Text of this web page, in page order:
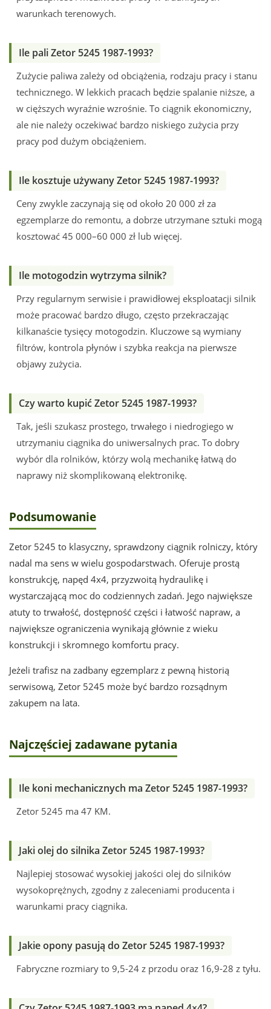
warunkach terenowych.
Ile pali Zetor 5245 1987-1993?
Zużycie paliwa zależy od obciążenia, rodzaju pracy i stanu
technicznego. W lekkich pracach będzie spalanie niższe, a
w cięższych wyraźnie wzrośnie. To ciągnik ekonomiczny,
ale nie należy oczekiwać bardzo niskiego zużycia przy
pracy pod dużym obciążeniem.
Ile kosztuje używany Zetor 5245 1987-1993?
Ceny zwykle zaczynają się od około 20 000 zł za
egzemplarze do remontu, a dobrze utrzymane sztuki mogą
kosztować 45 000–60 000 zł lub więcej.
Ile motogodzin wytrzyma silnik?
Przy regularnym serwisie i prawidłowej eksploatacji silnik
może pracować bardzo długo, często przekraczając
kilkanaście tysięcy motogodzin. Kluczowe są wymiany
filtrów, kontrola płynów i szybka reakcja na pierwsze
objawy zużycia.
Czy warto kupić Zetor 5245 1987-1993?
Tak, jeśli szukasz prostego, trwałego i niedrogiego w
utrzymaniu ciągnika do uniwersalnych prac. To dobry
wybór dla rolników, którzy wolą mechanikę łatwą do
naprawy niż skomplikowaną elektronikę.
Podsumowanie
Zetor 5245 to klasyczny, sprawdzony ciągnik rolniczy, który
nadal ma sens w wielu gospodarstwach. Oferuje prostą
konstrukcję, napęd 4x4, przyzwoitą hydraulikę i
wystarczającą moc do codziennych zadań. Jego największe
atuty to trwałość, dostępność części i łatwość napraw, a
największe ograniczenia wynikają głównie z wieku
konstrukcji i skromnego komfortu pracy.
Jeżeli trafisz na zadbany egzemplarz z pewną historią
serwisową, Zetor 5245 może być bardzo rozsądnym
zakupem na lata.
Najczęściej zadawane pytania
Ile koni mechanicznych ma Zetor 5245 1987-1993?
Zetor 5245 ma 47 KM.
Jaki olej do silnika Zetor 5245 1987-1993?
Najlepiej stosować wysokiej jakości olej do silników
wysokoprężnych, zgodny z zaleceniami producenta i
warunkami pracy ciągnika.
Jakie opony pasują do Zetor 5245 1987-1993?
Fabryczne rozmiary to 9,5-24 z przodu oraz 16,9-28 z tyłu.